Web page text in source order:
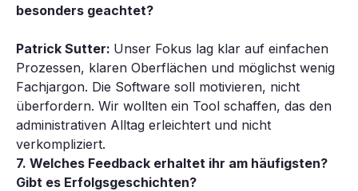
besonders geachtet?
Patrick Sutter: Unser Fokus lag klar auf einfachen
Prozessen, klaren Oberflächen und möglichst wenig
Fachjargon. Die Software soll motivieren, nicht
überfordern. Wir wollten ein Tool schaffen, das den
administrativen Alltag erleichtert und nicht
verkompliziert.
7. Welches Feedback erhaltet ihr am häufigsten?
Gibt es Erfolgsgeschichten?